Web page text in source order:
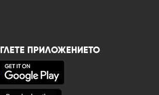
ПРИЛОЖЕНИЕТО